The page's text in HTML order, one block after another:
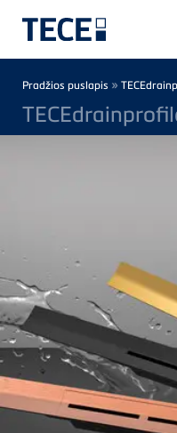
Breadcrumb
Pradžios puslapis »